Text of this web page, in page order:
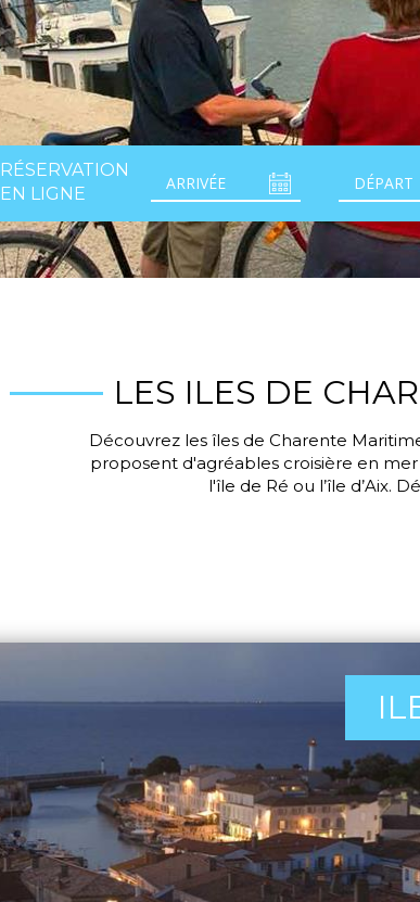
RÉSERVATION
EN LIGNE
LES ILES DE
Découvrez les îles de Charente
proposent d'agréables croisière en
l'île de Ré ou l’île d’Aix.